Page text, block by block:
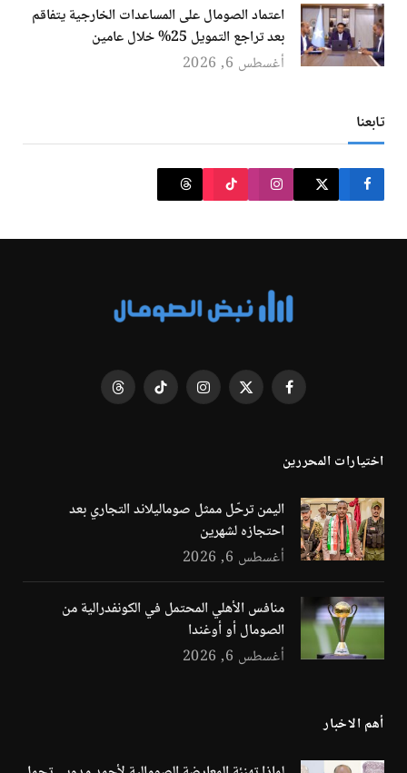
اعتماد الصومال على المساعدات الخارجية يتفاقم
بعد تراجع التمويل 25% خلال عامين
أغسطس 6, 2026
تابعنا
فيسبوك X
الانستغرامتيكتوك Threads
اختيارات المحررين
اليمن ترحّل ممثل صوماليلاند التجاري بعد
احتجازه لشهرين
أغسطس 6, 2026
منافس الأهلي المحتمل في الكونفدرالية من
الصومال أو أوغندا
أغسطس 6, 2026
أهم الاخبار